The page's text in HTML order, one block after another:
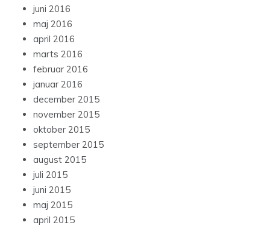
juni 2016
maj 2016
april 2016
marts 2016
februar 2016
januar 2016
december 2015
november 2015
oktober 2015
september 2015
august 2015
juli 2015
juni 2015
maj 2015
april 2015